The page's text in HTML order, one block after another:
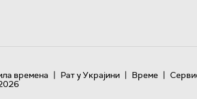
времена | Рат у Украјини | Време |